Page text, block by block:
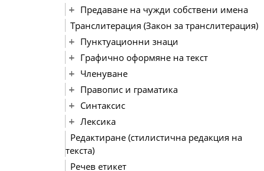
Предаване на чужди собствени имена
Транслитерация (Закон за транслитерация)
Пунктуационни знаци
Графично оформяне на текст
Членуване
Правопис и граматика
Синтаксис
Лексика
Редактиране (стилистична редакция на
текста)
Речев етикет